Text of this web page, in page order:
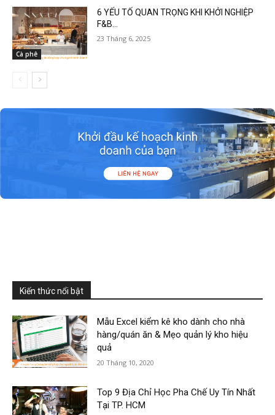
Cà phê
6 YẾU TỐ QUAN TRỌNG KHI KHỞI NGHIỆP
F&B...
23 Tháng 6, 2025
Kiến thức nổi bật
Mẫu Excel kiểm kê kho dành cho nhà
hàng/quán ăn & Mẹo quản lý kho hiệu
quả
20 Tháng 10, 2020
Top 9 Địa Chỉ Học Pha Chế Uy Tín Nhất
Tại TP. HCM